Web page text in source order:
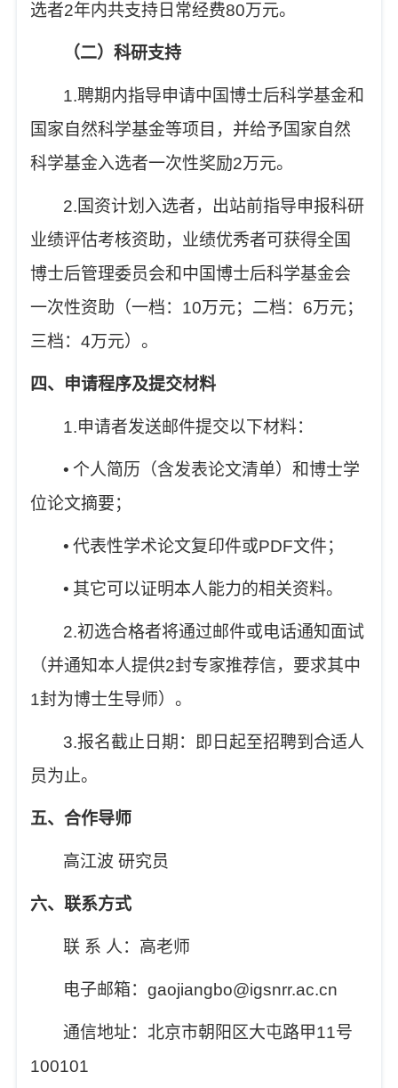
选者2年内共支持日常经费80万元。
（二）科研支持
1.聘期内指导申请中国博士后科学基金和
国家自然科学基金等项目，并给予国家自然
科学基金入选者一次性奖励2万元。
2. 国资计划入选者，出站前指导申报科研
业绩评估考核资助，业绩优秀者可获得全国
博士后管理委员会和中国博士后科学基金会
一次性资助（一档： 10万元；二档： 6万元；
三档：4万元）。
四、申请程序及提交材料
1.申请者发送邮件提交以下材料：
• 个人简历（含发表论文清单）和博士学
位论文摘要；
• 代表性学术论文复印件或PDF文件；
• 其它可以证明本人能力的相关资料。
2.初选合格者将通过邮件或电话通知面试
（并通知本人提供2封专家推荐信，要求其中
1封为博士生导师）。
3.报名截止日期：即日起至招聘到合适人
员为止。
五、合作导师
高江波 研究员
六、联系方式
联 系 人：高老师
电子邮箱：gaojiangbo@igsnrr.ac.cn
通信地址：北京市朝阳区大屯路甲11号
100101